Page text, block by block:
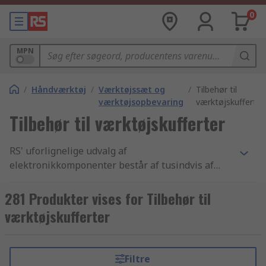
0
MPN
/ Håndværktøj / Værktøjssæt og
værktøjsopbevaring
/ Tilbehør til
værktøjskufferter
Tilbehør til værktøjskufferter
RS' uforlignelige udvalg af
elektronikkomponenter består af tusindvis af
Trykluftværktøj, Svejsning og slaglodning -
værktøj og Værktøjskuffert - tilbehør
komponenter. Vi har de bedste Værktøjskuffert -
for levering fra lager i branchen. Vi tilbyder
281 Produkter vises for Tilbehør til
værktøjskufferter
Filtre